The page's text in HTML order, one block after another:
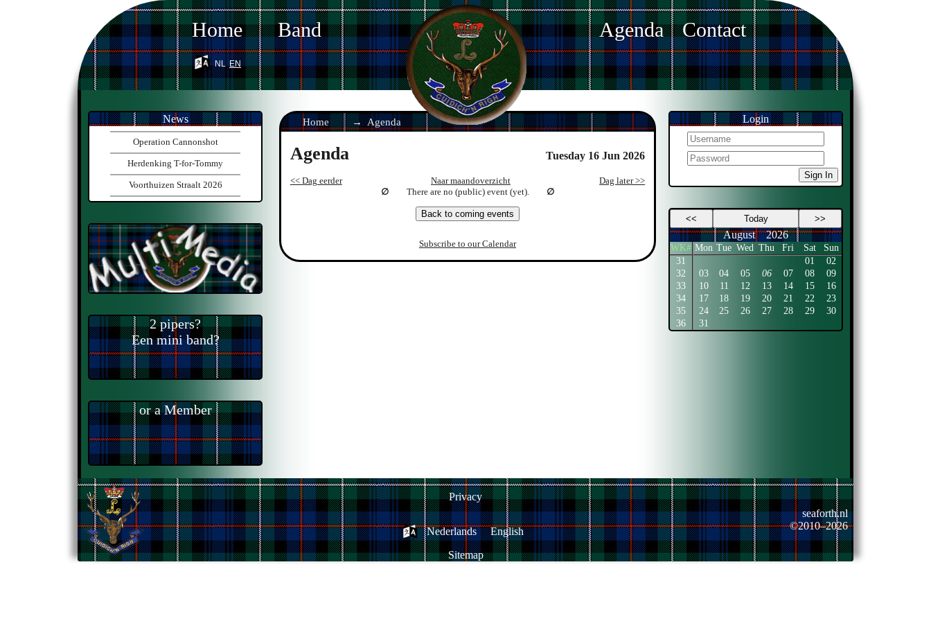
Home Band Agenda Contact
nl en
Home Agenda
Agenda Tuesday 16 Jun 2026
<< Dag eerder Naar maandoverzicht
Dag later >>
There are no (public) event (yet).
Back to coming events
Subscribe to our Calendar
News
Operation Cannonshot
Herdenking T-for-Tommy
Voorthuizen Straalt 2026
2 pipers?
Een mini band?
or a Member
Login
Sign In
<< Today >>
August 2026
WK# Mon Tue Wed Thu Fri Sat
Sun
31
01
02
32
03 04 05 06 07 08
09
33
10 11 12 13 14 15
16
34
17 18 19 20 21 22
23
35
24 25 26 27 28 29
30
36
31
Privacy
Nederlands
English
Sitemap
seaforth.nl
©2010–2026